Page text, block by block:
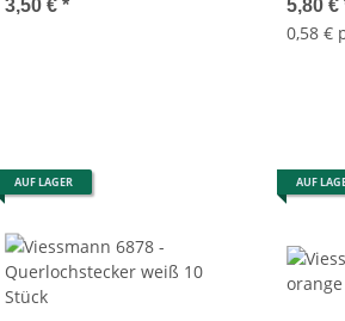
3,50 €* 5,80 €
0,58 €
AUF LAGER AUF